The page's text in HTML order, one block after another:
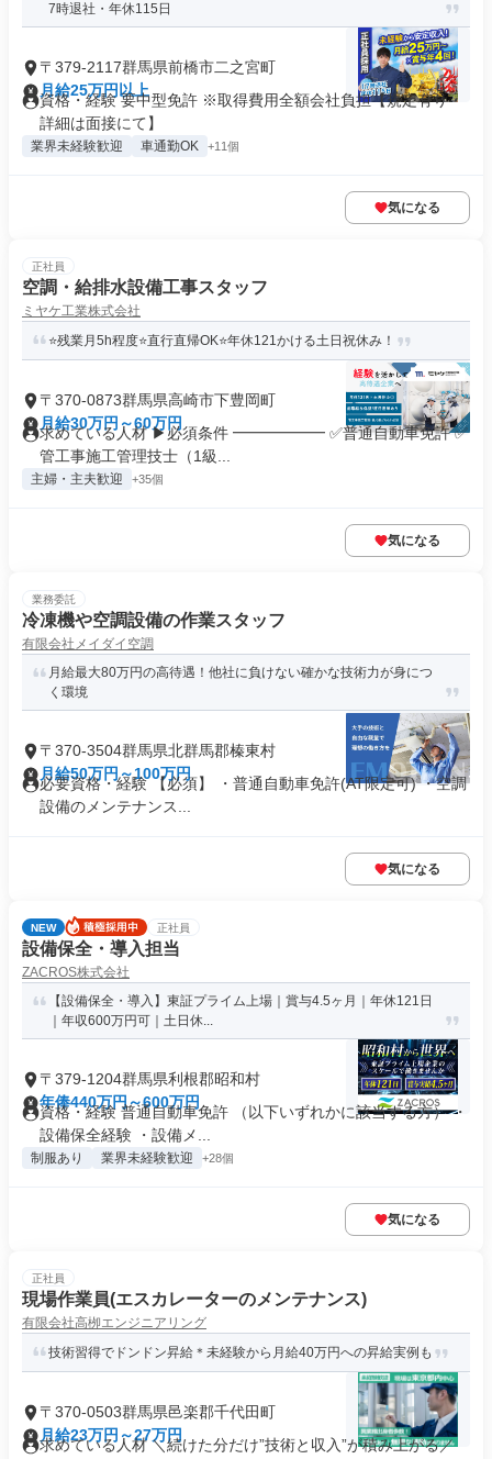
7時退社・年休115日
〒379-2117群馬県前橋市二之宮町
月給25万円以上
資格・経験 要中型免許 ※取得費用全額会社負担【規定有り・
詳細は面接にて】
業界未経験歓迎 車通勤OK +11個
気になる
正社員
空調・給排水設備工事スタッフ
ミヤケ工業株式会社
⭐残業月5h程度⭐直行直帰OK⭐年休121かける土日祝休み！
〒370-0873群馬県高崎市下豊岡町
月給30万円～60万円
求めている人材 ▶必須条件 ━━━━━━ ✅普通自動車免許 ✅
管工事施工管理技士（1級...
主婦・主夫歓迎 +35個
気になる
業務委託
冷凍機や空調設備の作業スタッフ
有限会社メイダイ空調
月給最大80万円の高待遇！他社に負けない確かな技術力が身につ
く環境
〒370-3504群馬県北群馬郡榛東村
月給50万円～100万円
必要資格・経験 【必須】 ・普通自動車免許(AT限定可) ・空調
設備のメンテナンス...
気になる
NEW 正社員
設備保全・導入担当
ZACROS株式会社
【設備保全・導入】東証プライム上場｜賞与4.5ヶ月｜年休121日
｜年収600万円可｜土日休...
〒379-1204群馬県利根郡昭和村
年俸440万円～600万円
資格・経験 普通自動車免許 （以下いずれかに該当する方） ・
設備保全経験 ・設備メ...
制服あり 業界未経験歓迎 +28個
気になる
正社員
現場作業員(エスカレーターのメンテナンス)
有限会社高栁エンジニアリング
技術習得でドンドン昇給＊未経験から月給40万円への昇給実例も
〒370-0503群馬県邑楽郡千代田町
月給23万円～27万円
求めている人材 ＼続けた分だけ”技術と収入”が積み上がる／